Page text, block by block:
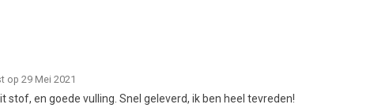
op 29 Mei 2021
stof, en goede vulling. Snel geleverd, ik ben heel tevreden!